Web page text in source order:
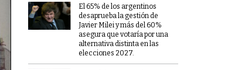
El 65% de los argentinos
desaprueba la gestión de
Javier Milei y más del 60%
asegura que votaría por una
alternativa distinta en las
elecciones 2027.